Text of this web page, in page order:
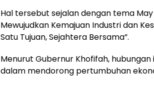
Hal tersebut sejalan dengan tema
Mewujudkan Kemajuan Industri dan
Satu Tujuan, Sejahtera Bersama”.
Menurut Gubernur Khofifah,
dalam mendorong pertumbuhan